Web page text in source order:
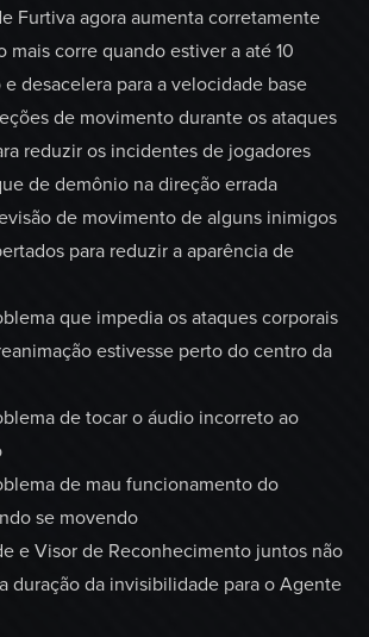
Furtiva agora aumenta corretamente
mais corre quando estiver a até 10
desacelera para a velocidade base
de movimento durante os ataques
reduzir os incidentes de jogadores
de demônio na direção errada
de movimento de alguns inimigos
para reduzir a aparência de
que impedia os ataques corporais
estivesse perto do centro da
de tocar o áudio incorreto ao
de mau funcionamento do
se movendo
e Visor de Reconhecimento juntos não
duração da invisibilidade para o Agente